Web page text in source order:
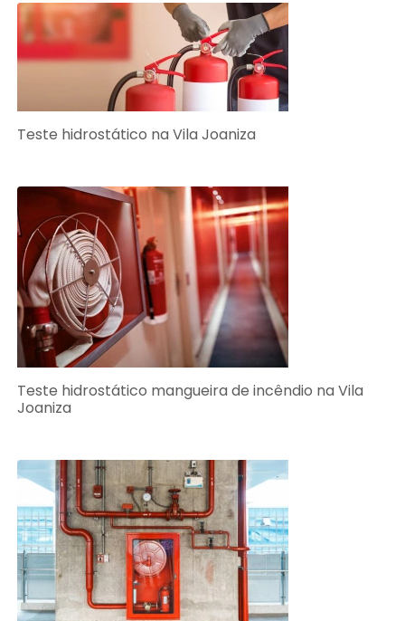
Teste hidrostático na Vila Joaniza
Teste hidrostático mangueira de incêndio na Vila
Joaniza